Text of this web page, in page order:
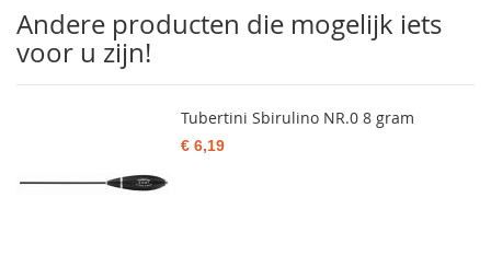
Andere producten die mogelijk iets
voor u zijn!
Tubertini Sbirulino NR.0 8 gram
€ 6,19